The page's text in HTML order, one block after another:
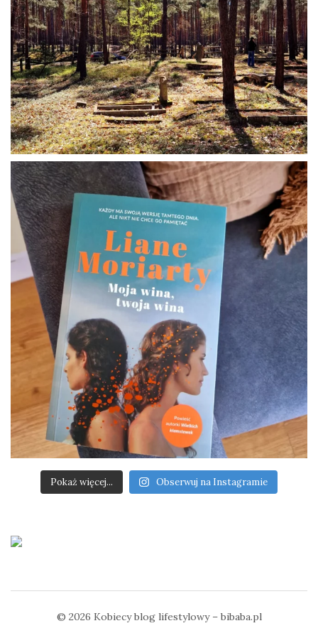
Pokaż więcej... Obserwuj na Instagramie
© 2026 Kobiecy blog lifestylowy – bibaba.pl